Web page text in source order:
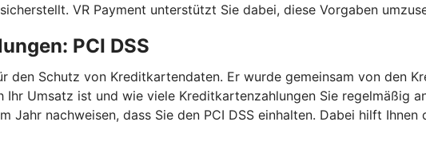
VR Payment unterstützt Sie dabei, diese Vorgaben
PCI DSS
Schutz von Kreditkartendaten. Er wurde gemeinsam von den
Umsatz ist und wie viele Kreditkartenzahlungen Sie regelmäßig
Jahr nachweisen, dass Sie den PCI DSS einhalten. Dabei hilft